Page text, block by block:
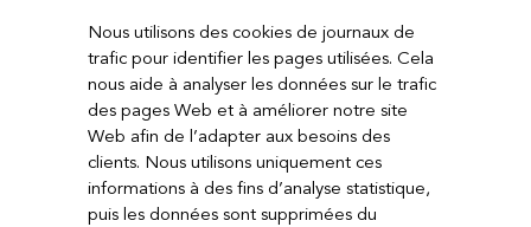
Nous utilisons des cookies de journaux de
trafic pour identifier les pages utilisées. Cela
nous aide à analyser les données sur le trafic
des pages Web et à améliorer notre site
Web afin de l’adapter aux besoins des
clients. Nous utilisons uniquement ces
informations à des fins d’analyse statistique,
puis les données sont supprimées du